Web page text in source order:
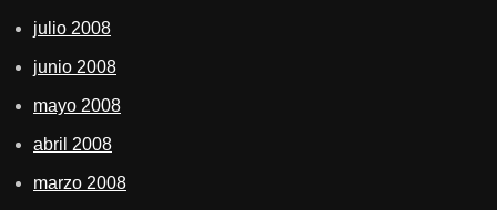
julio 2008
junio 2008
mayo 2008
abril 2008
marzo 2008